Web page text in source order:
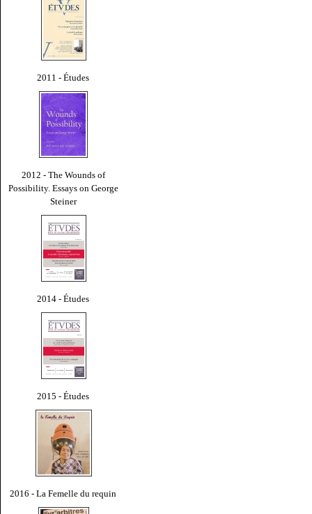
2011 - Études
2012 - The Wounds of
Possibility. Essays on George
Steiner
2014 - Études
2015 - Études
2016 - La Femelle du requin